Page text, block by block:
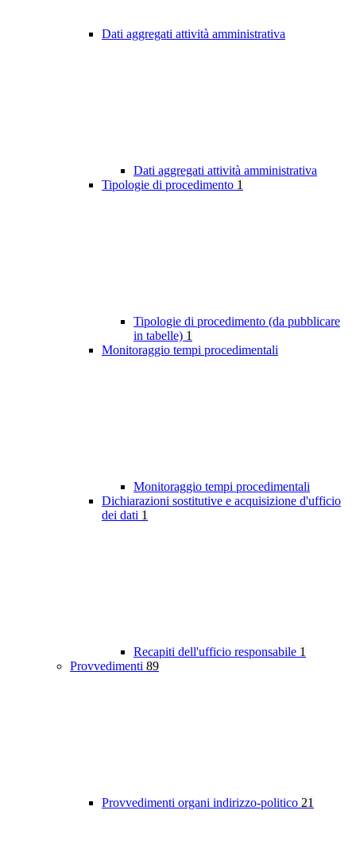
Dati aggregati attività amministrativa
Dati aggregati attività amministrativa
Tipologie di procedimento 1
Tipologie di procedimento (da pubblicare
in tabelle) 1
Monitoraggio tempi procedimentali
Monitoraggio tempi procedimentali
Dichiarazioni sostitutive e acquisizione d'ufficio
dei dati 1
Recapiti dell'ufficio responsabile 1
Provvedimenti 89
Provvedimenti organi indirizzo-politico 21